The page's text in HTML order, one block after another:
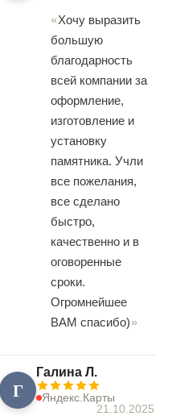
Хочу выразить
большую
благодарность
всей компании за
оформление,
изготовление и
установку
памятника. Учли
все пожелания,
все сделано
быстро,
качественно и в
оговоренные
сроки.
Огромнейшее
ВАМ спасибо)
Г
Галина Л.
Яндекс.Карты
21.10.2025